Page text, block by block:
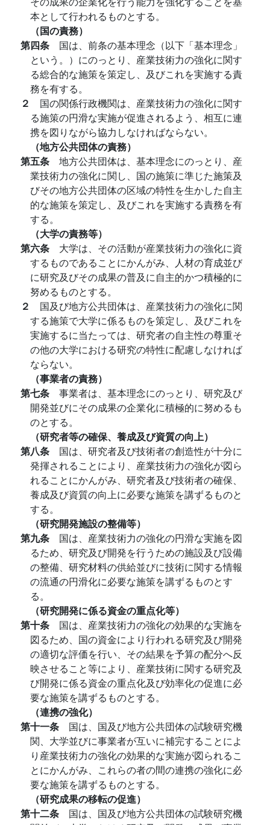
本として行われるものとする。
（国の責務）
第四条 国は、前条の基本理念（以下「基本理念」
という。）にのっとり、産業技術力の強化に関す
る総合的な施策を策定し、及びこれを実施する責
務を有する。
２ 国の関係行政機関は、産業技術力の強化に関す
る施策の円滑な実施が促進されるよう、相互に連
携を図りながら協力しなければならない。
（地方公共団体の責務）
第五条 地方公共団体は、基本理念にのっとり、産
業技術力の強化に関し、国の施策に準じた施策及
びその地方公共団体の区域の特性を生かした自主
的な施策を策定し、及びこれを実施する責務を有
する。
（大学の責務等）
第六条 大学は、その活動が産業技術力の強化に資
するものであることにかんがみ、人材の育成並び
に研究及びその成果の普及に自主的かつ積極的に
努めるものとする。
２ 国及び地方公共団体は、産業技術力の強化に関
する施策で大学に係るものを策定し、及びこれを
実施するに当たっては、研究者の自主性の尊重そ
の他の大学における研究の特性に配慮しなければ
ならない。
（事業者の責務）
第七条 事業者は、基本理念にのっとり、研究及び
開発並びにその成果の企業化に積極的に努めるも
のとする。
（研究者等の確保、養成及び資質の向上）
第八条 国は、研究者及び技術者の創造性が十分に
発揮されることにより、産業技術力の強化が図ら
れることにかんがみ、研究者及び技術者の確保、
養成及び資質の向上に必要な施策を講ずるものと
する。
（研究開発施設の整備等）
第九条 国は、産業技術力の強化の円滑な実施を図
るため、研究及び開発を行うための施設及び設備
の整備、研究材料の供給並びに技術に関する情報
の流通の円滑化に必要な施策を講ずるものとす
る。
（研究開発に係る資金の重点化等）
第十条 国は、産業技術力の強化の効果的な実施を
図るため、国の資金により行われる研究及び開発
の適切な評価を行い、その結果を予算の配分へ反
映させること等により、産業技術に関する研究及
び開発に係る資金の重点化及び効率化の促進に必
要な施策を講ずるものとする。
（連携の強化）
第十一条 国は、国及び地方公共団体の試験研究機
関、大学並びに事業者が互いに補完することによ
り産業技術力の強化の効果的な実施が図られるこ
とにかんがみ、これらの者の間の連携の強化に必
要な施策を講ずるものとする。
（研究成果の移転の促進）
第十二条 国は、国及び地方公共団体の試験研究機